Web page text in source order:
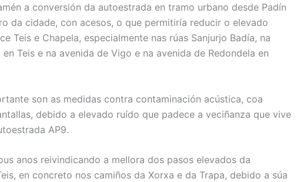
a conversión da autoestrada en tramo urbano desde Padín
da cidade, con acesos, o que permitiría reducir o elevado
Teis e Chapela, especialmente nas rúas Sanjurjo Badía, na
Teis e na avenida de Vigo e na avenida de Redondela en
son as medidas contra contaminación acústica, coa
debido a elevado ruído que padece a veciñanza que vive
AP9.
anos reivindicando a mellora dos pasos elevados da
en concreto nos camiños da Xorxa e da Trapa, debido a súa